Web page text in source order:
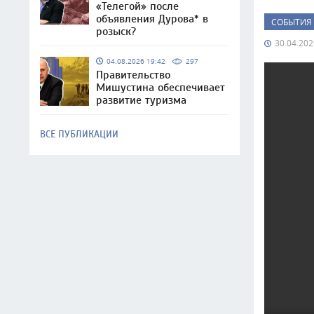
«Телегой» после
объявления Дурова* в
розыск?
04.08.2026 19:42 297
Правительство
Мишустина обеспечивает
развитие туризма
ВСЕ ПУБЛИКАЦИИ
СОБЫТИЯ